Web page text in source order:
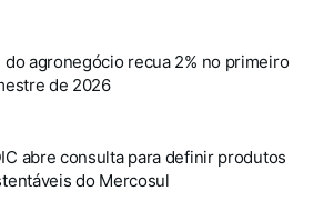
do agronegócio recua 2% no primeiro
de 2026
abre consulta para definir produtos
do Mercosul